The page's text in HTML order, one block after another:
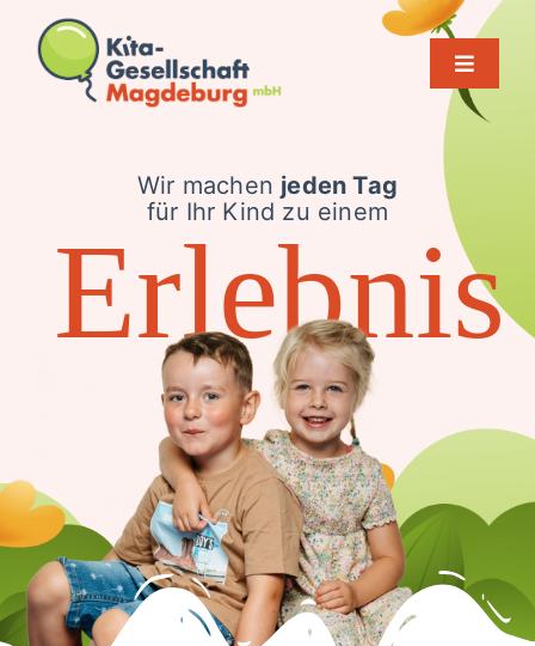
Inhalt
springen
Toggle
Einrichtungen
Kontakt
Wir machen jeden Tag
für Ihr Kind zu einem
Erlebnis